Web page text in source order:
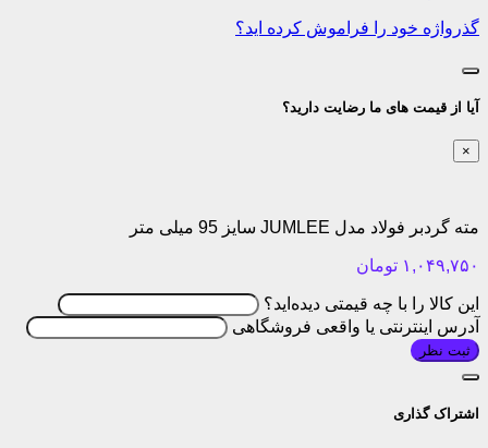
گذرواژه خود را فراموش کرده اید؟
آیا از قیمت های ما رضایت دارید؟
×
مته گردبر فولاد مدل JUMLEE سایز 95 میلی متر
۱,۰۴۹,۷۵۰ تومان
این کالا را با چه قیمتی دیده‌اید؟
آدرس اینترنتی یا واقعی فروشگاهی
ثبت نظر
اشتراک گذاری